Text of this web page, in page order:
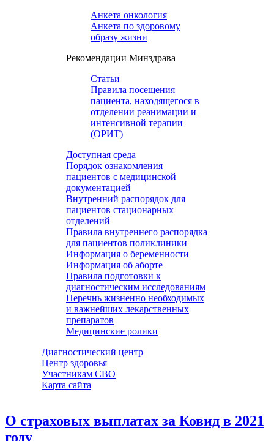
Анкета онкология
Анкета по здоровому
образу жизни
Рекомендации Минздрава
Статьи
Правила посещения
пациента, находящегося в
отделении реанимации и
интенсивной терапии
(ОРИТ)
Доступная среда
Порядок ознакомления
пациентов с медицинской
документацией
Внутренний распорядок для
пациентов стационарных
отделений
Правила внутреннего распорядка
для пациентов поликлиники
Информация о беременности
Информация об аборте
Правила подготовки к
диагностическим исследованиям
Перечнь жизненно необходимых
и важнейших лекарственных
препаратов
Медицинские ролики
Диагностический центр
Центр здоровья
Участникам СВО
Карта сайта
О страховых выплатах за Ковид в 2021
году